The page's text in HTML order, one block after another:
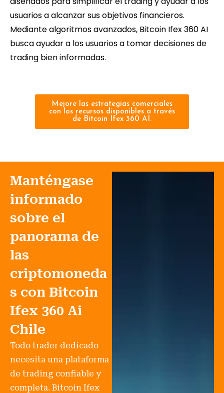
usuarios a alcanzar sus objetivos financieros.
Mediante algoritmos avanzados, Bitcoin Ifex 360 AI
busca ayudar a los usuarios a tomar decisiones de
trading bien informadas.
Mejore las estrategias comerciales
con los recursos disponibles a través
de Bitcoin Ifex 360 AI.
Manténgase
informado
sobre el
panorama de
las
criptomoneda
s con Bitcoin
Ifex 360 Ai
Chile
Todo trader dedicado
necesita una plataforma
de trading confiable y
completa. Bitcoin Ifex